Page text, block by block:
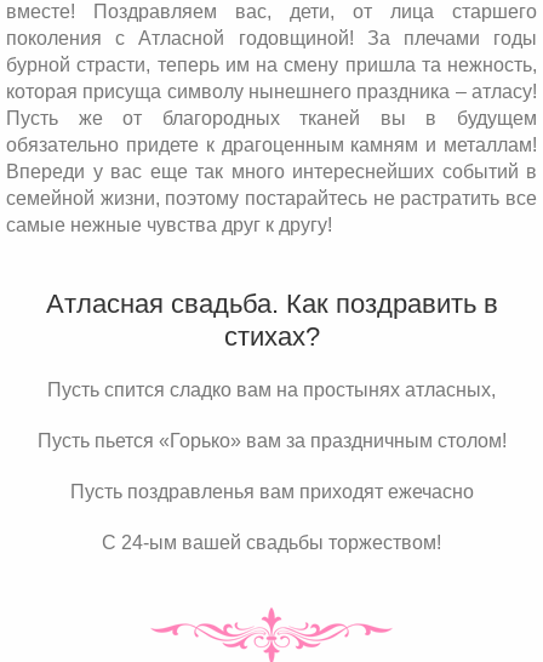
вместе! Поздравляем вас, дети, от лица старшего
поколения с Атласной годовщиной! За плечами годы
бурной страсти, теперь им на смену пришла та нежность,
которая присуща символу нынешнего праздника – атласу!
Пусть же от благородных тканей вы в будущем
обязательно придете к драгоценным камням и металлам!
Впереди у вас еще так много интереснейших событий в
семейной жизни, поэтому постарайтесь не растратить все
самые нежные чувства друг к другу!
Атласная свадьба. Как поздравить в
стихах?
Пусть спится сладко вам на простынях атласных,
Пусть пьется «Горько» вам за праздничным столом!
Пусть поздравленья вам приходят ежечасно
С 24-ым вашей свадьбы торжеством!